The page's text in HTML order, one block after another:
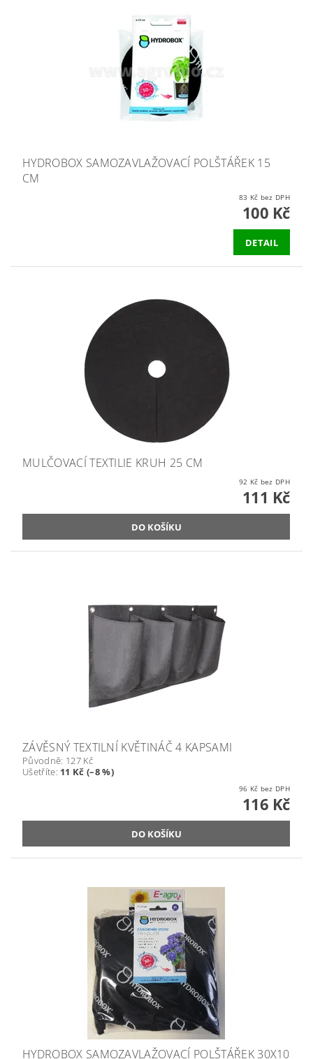
HYDROBOX SAMOZAVLAŽOVACÍ POLŠTÁŘEK 15
CM
83 Kč bez DPH
100 Kč
DETAIL
MULČOVACÍ TEXTILIE KRUH 25 CM
92 Kč bez DPH
111 Kč
ZÁVĚSNÝ TEXTILNÍ KVĚTINÁČ 4 KAPSAMI
Původně: 127 Kč
Ušetříte: 11 Kč (–8 %)
96 Kč bez DPH
116 Kč
HYDROBOX SAMOZAVLAŽOVACÍ POLŠTÁŘEK 30X10